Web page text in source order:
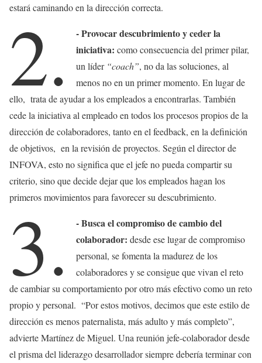
estará caminando en la dirección correcta.
2.
- Provocar descubrimiento y ceder la
iniciativa: como consecuencia del primer pilar,
un líder “coach”, no da las soluciones, al
menos no en un primer momento. En lugar de
ello, trata de ayudar a los empleados a encontrarlas. También
cede la iniciativa al empleado en todos los procesos propios de la
dirección de colaboradores, tanto en el feedback, en la definición
de objetivos, en la revisión de proyectos. Según el director de
INFOVA, esto no significa que el jefe no pueda compartir su
criterio, sino que decide dejar que los empleados hagan los
primeros movimientos para favorecer su descubrimiento.
3.
- Busca el compromiso de cambio del
colaborador: desde ese lugar de compromiso
personal, se fomenta la madurez de los
colaboradores y se consigue que vivan el reto
de cambiar su comportamiento por otro más efectivo como un reto
propio y personal. “Por estos motivos, decimos que este estilo de
dirección es menos paternalista, más adulto y más completo”,
advierte Martínez de Miguel. Una reunión jefe-colaborador desde
el prisma del liderazgo desarrollador siempre debería terminar con